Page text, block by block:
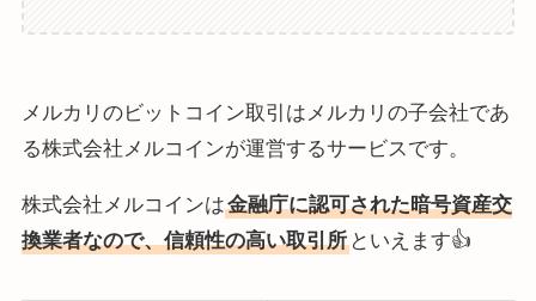
メルカリのビットコイン取引はメルカリの子会社であ
る株式会社メルコインが運営するサービスです。
株式会社メルコインは金融庁に認可された暗号資産交
換業者なので、信頼性の高い取引所といえます👍